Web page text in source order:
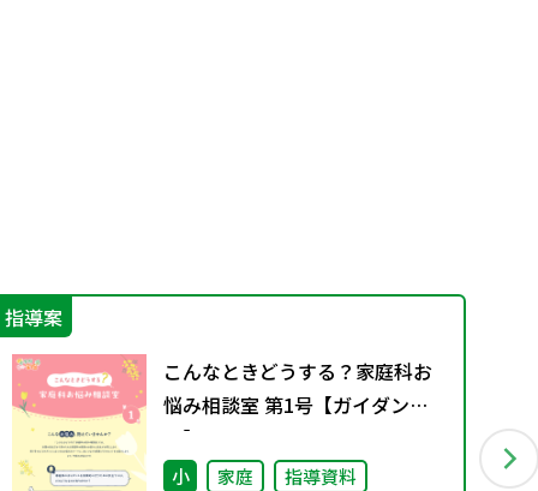
指導案
こんなときどうする？家庭科お
悩み相談室 第1号【ガイダン
ス】
小 家庭 指導資料